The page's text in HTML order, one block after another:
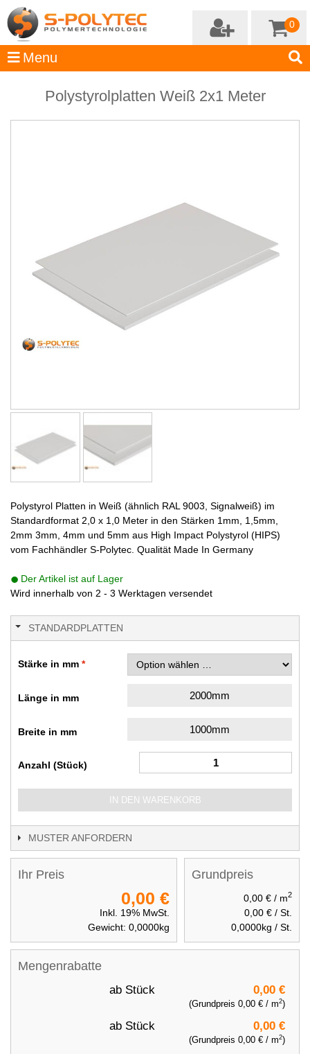
0
Polystyrolplatten Weiß 2x1 Meter
Polystyrol Platten in Weiß (ähnlich RAL 9003, Signalweiß) im
Standardformat 2,0 x 1,0 Meter in den Stärken 1mm, 1,5mm,
2mm 3mm, 4mm und 5mm aus High Impact Polystyrol (HIPS)
vom Fachhändler S-Polytec. Qualität Made In Germany
Der Artikel ist auf Lager
Wird innerhalb von 2 - 3 Werktagen versendet
STANDARDPLATTEN
Stärke in mm
Länge in mm 2000mm
Breite in mm 1000mm
Anzahl (Stück)
IN DEN WARENKORB
MUSTER ANFORDERN
Mengenrabatte
ab Stück 0,00 €
(Grundpreis 0,00 € / m2)
ab Stück 0,00 €
(Grundpreis 0,00 € / m2)
Grundpreis
0,00 €/ m2
0,00 €/ St.
0,0000kg / St.
Ihr Preis
0,00 €
Inkl. 19% MwSt.
Gewicht: 0,0000kg